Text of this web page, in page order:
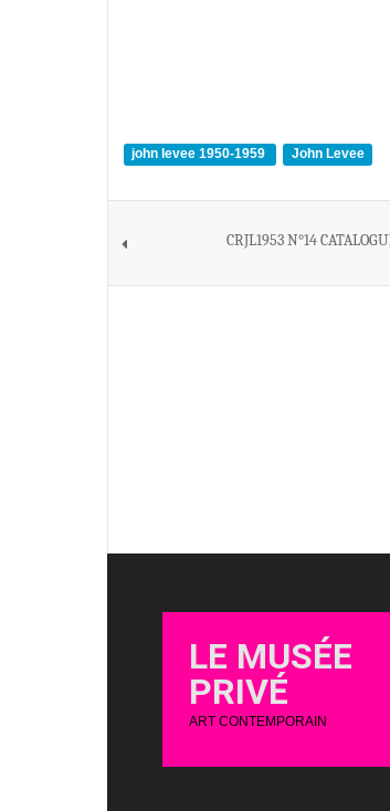
john levee 1950-1959 John Levee
CRJL1953 N°14
LE MUSÉE
PRIVÉ
ART CONTEMPORAIN